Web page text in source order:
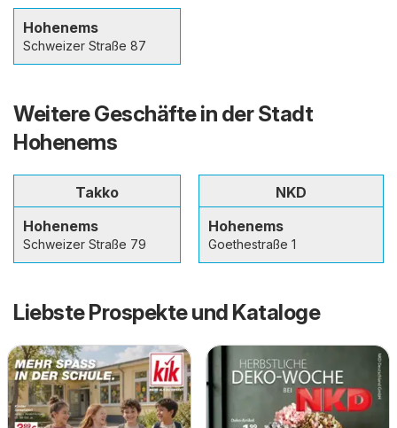
Hohenems
Schweizer Straße 87
Weitere Geschäfte in der Stadt
Hohenems
Takko
Hohenems
Schweizer Straße 79
NKD
Hohenems
Goethestraße 1
Liebste Prospekte und Kataloge